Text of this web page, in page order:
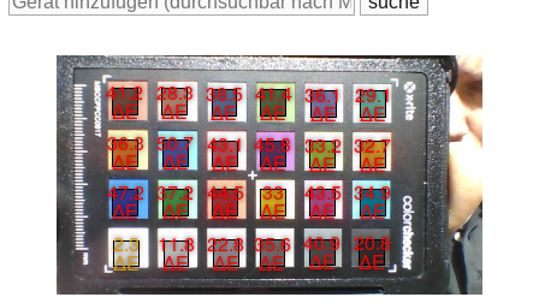
41.2
∆E
28.3
∆E
38.5
∆E
41.4
∆E
36.1
∆E
29.1
∆E
36.3
∆E
50.7
∆E
43.1
∆E
45.8
∆E
33.2
∆E
32.7
∆E
47.2
∆E
37.2
∆E
44.5
∆E
33
∆E
43.5
∆E
34.9
∆E
2.3
∆E
11.8
∆E
22.8
∆E
35.6
∆E
40.9
∆E
20.8
∆E